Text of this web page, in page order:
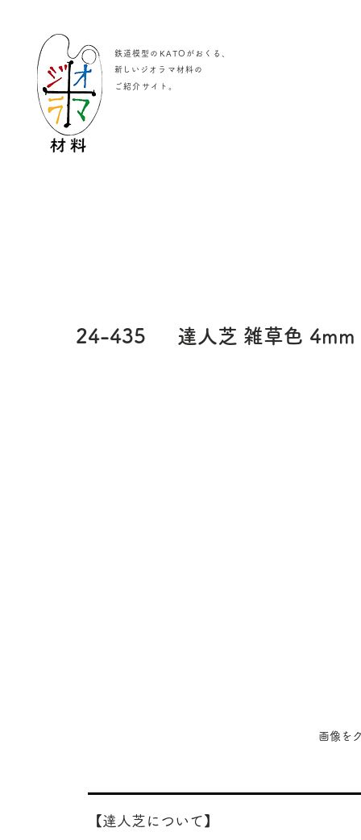
鉄道模型のKATOがおくる、
​新しいジオラマ材料の
ご紹介サイト
24-435 達人芝 雑草色 4mm
画像を
【達人芝について】